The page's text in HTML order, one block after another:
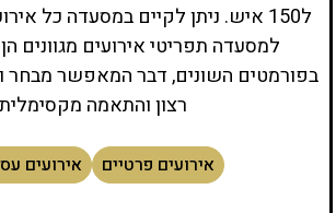
ל150 איש. ניתן לקיים במסעדה כל
למסעדה תפריטי אירועים מגוונים
בפורמטים השונים, דבר המאפשר מבחר
רצון והתאמה
אירועים פרטיים אירועים